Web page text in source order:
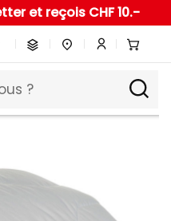
et reçois CHF 10.-